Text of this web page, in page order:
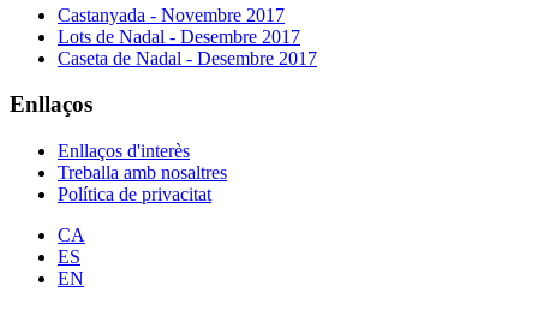
Castanyada - Novembre 2017
Lots de Nadal - Desembre 2017
Caseta de Nadal - Desembre 2017
Enllaços
Enllaços d'interès
Treballa amb nosaltres
Política de privacitat
CA
ES
EN